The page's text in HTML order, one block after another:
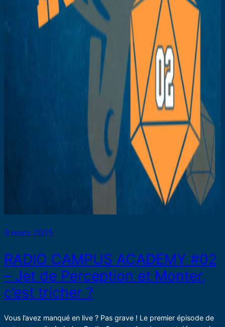
3 mars 2025
RADIO CAMPUS ACADEMY #02
– Jet de Perception et Monter,
c’est tricher ?
Vous l’avez manqué en live ? Pas grave ! Le premier épisode de